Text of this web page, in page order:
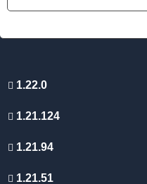
1.22.0
1.21.124
1.21.94
1.21.51